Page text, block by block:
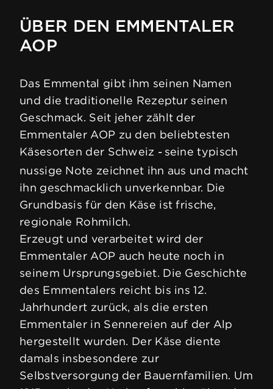
Eiweiss
Produkteigenschaften
Laktosefrei
ÜBER DEN EMMENTALER
AOP
Das Emmental gibt ihm seinen Namen
und die traditionelle Rezeptur seinen
Geschmack. Seit jeher zählt der
Emmentaler AOP zu den beliebtesten
Käsesorten der Schweiz – seine typisch
nussige Note zeichnet ihn aus und macht
ihn geschmacklich unverkennbar. Die
Grundbasis für den Käse ist frische,
regionale Rohmilch.
Erzeugt und verarbeitet wird der
Emmentaler AOP auch heute noch in
seinem Ursprungsgebiet. Die Geschichte
des Emmentalers reicht bis ins 12.
Jahrhundert zurück, als die ersten
Emmentaler in Sennereien auf der Alp
hergestellt wurden. Der Käse diente
damals insbesondere zur
Selbstversorgung der Bauernfamilien. Um